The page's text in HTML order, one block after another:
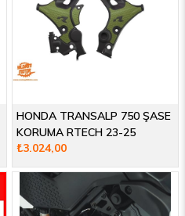
HONDA TRANSALP 750 ŞASE
KORUMA RTECH 23-25
₺3.024,00